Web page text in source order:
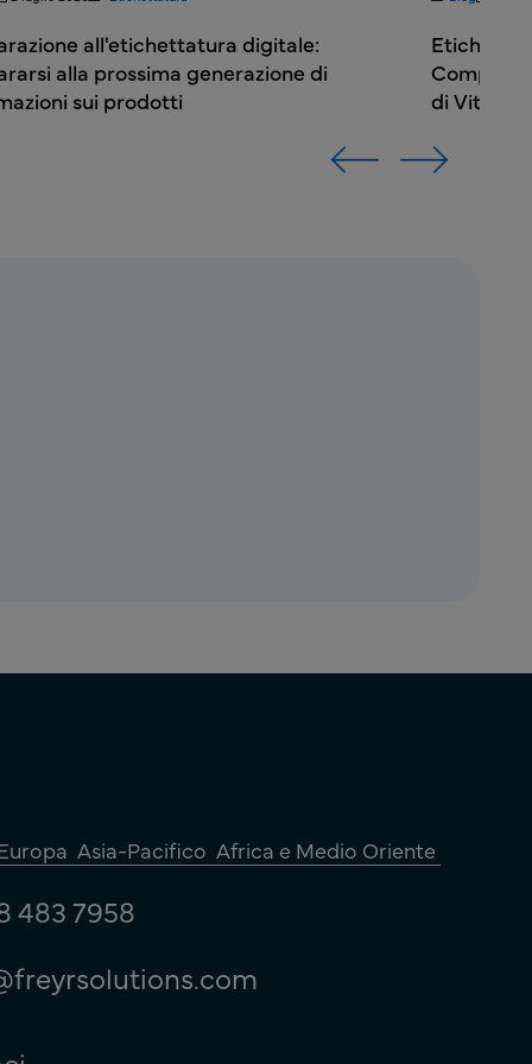
all'etichettatura digitale:
alla prossima generazione di
sui prodotti
di Vita
Asia-Pacifico Africa e Medio Oriente
483 7958